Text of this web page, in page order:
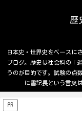
歴
日本史・世界史をベースに
ブログ。歴史は社会科の「
うのが目的です。試験の点
に書記長という言葉
PR